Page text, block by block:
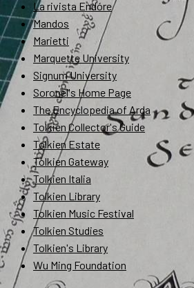
La rivista Endóre
Mandos
Marietti
Marquette University
Signum University
Soronel's Home Page
The Encyclopedia of Arda
Tolkien Collector's Guide
Tolkien Estate
Tolkien Gateway
Tolkien Italia
Tolkien Library
Tolkien Music Festival
Tolkien Studies
Tolkien's Library
Wu Ming Foundation